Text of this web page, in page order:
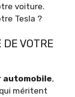
voiture.
Tesla ?
VOTRE
,
méritent